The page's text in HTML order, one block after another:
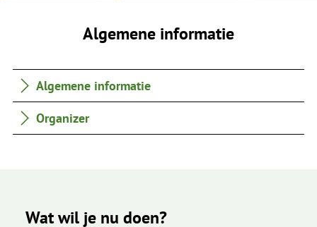
Algemene informatie
Algemene informatie
Organizer
Wat wil je nu doen?